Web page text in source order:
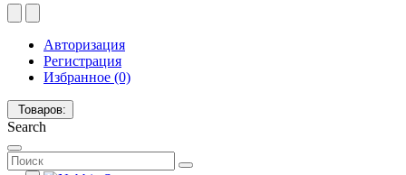
Авторизация
Регистрация
Избранное (0)
Товаров:
Search